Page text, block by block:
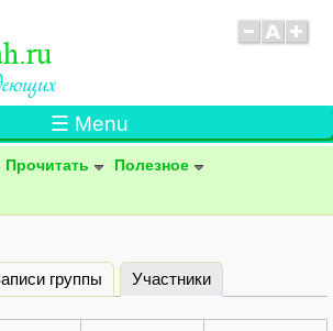
☰ Menu
Прочитать
Полезное
группы Участники